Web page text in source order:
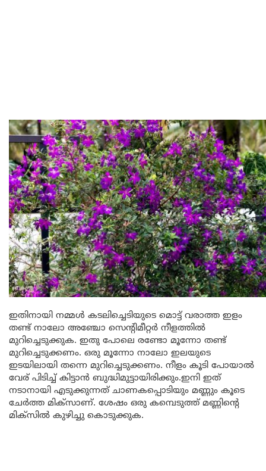
ഇതിനായി നമ്മൾ കടലിച്ചെടിയുടെ മൊട്ട് വരാത്ത ഇളം
തണ്ട് നാലോ അഞ്ചോ സെന്റിമീറ്റർ നീളത്തിൽ
മുറിച്ചെടുക്കുക. ഇതു പോലെ രണ്ടോ മൂന്നോ തണ്ട്
മുറിച്ചെടുക്കണം. ഒരു മൂന്നോ നാലോ ഇലയുടെ
ഇടയിലായി തന്നെ മുറിച്ചെടുക്കണം. നീളം കൂടി പോയാൽ
വേര് പിടിച്ച്‌ കിട്ടാൻ ബുദ്ധിമുട്ടായിരിക്കും.ഇനി ഇത്
നടാനായി എടുക്കുന്നത് ചാണകപ്പൊടിയും മണ്ണും കൂടെ
ചേർത്ത മിക്സാണ്. ശേഷം ഒരു കമ്പെടുത്ത് മണ്ണിന്റെ
മിക്സിൽ കുഴിച്ചു കൊടുക്കുക.